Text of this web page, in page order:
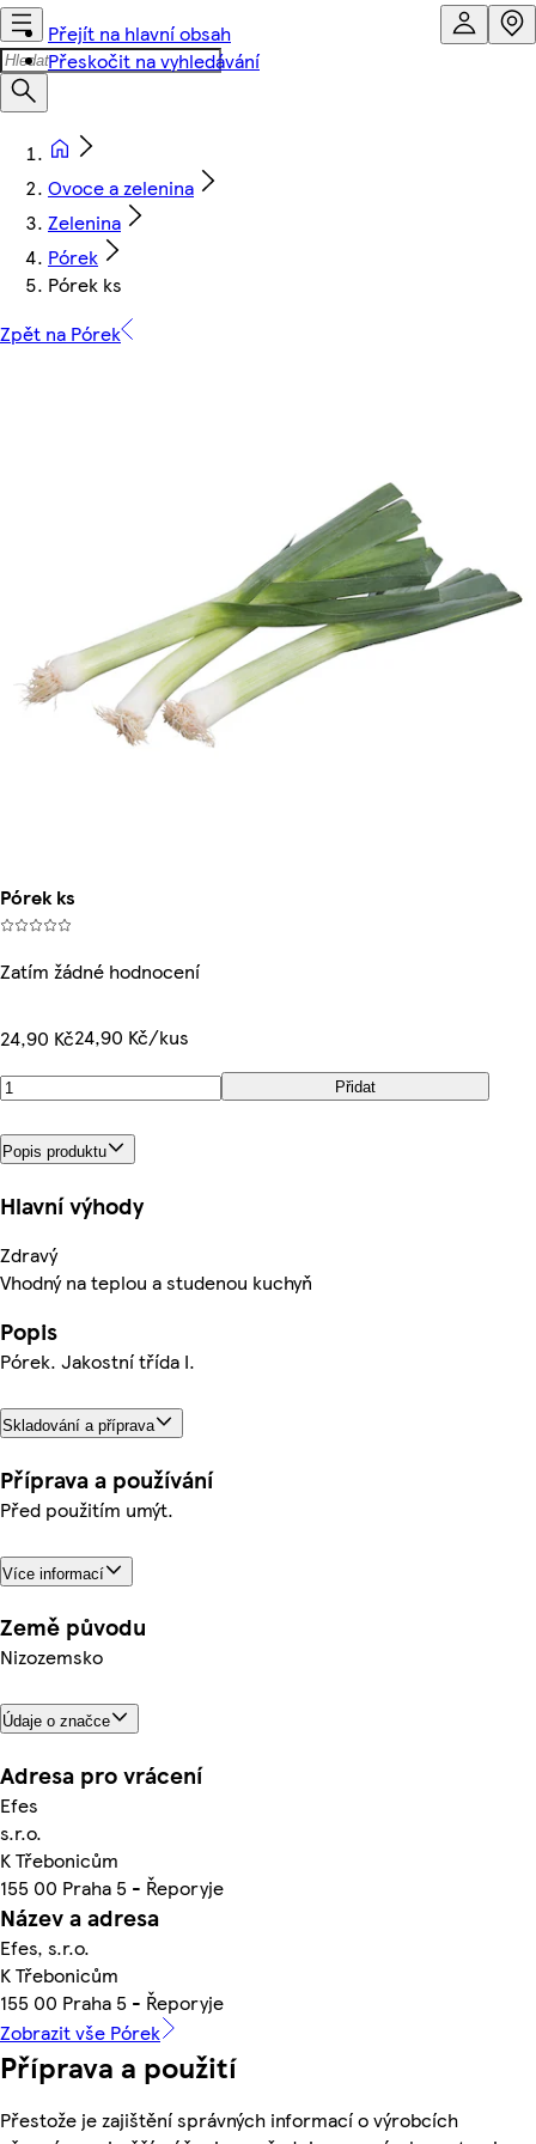
Přejít na hlavní obsah
Přeskočit na vyhledávání
Ovoce a zelenina
Zelenina
Pórek
Pórek ks
Zpět na Pórek
Pórek ks
Zatím žádné hodnocení
24,90 Kč24,90 Kč/kus
Přidat
Popis produktu
Hlavní výhody
Zdravý
Vhodný na teplou a studenou kuchyň
Popis
Pórek. Jakostní třída I.
Skladování a příprava
Příprava a používání
Před použitím umýt.
Více informací
Země původu
Nizozemsko
Údaje o značce
Adresa pro vrácení
Efes
s.r.o.
K Třebonicům
155 00 Praha 5 - Řeporyje
Název a adresa
Efes, s.r.o.
K Třebonicům
155 00 Praha 5 - Řeporyje
Zobrazit vše Pórek
Příprava a použití
Přestože je zajištění správných informací o výrobcích